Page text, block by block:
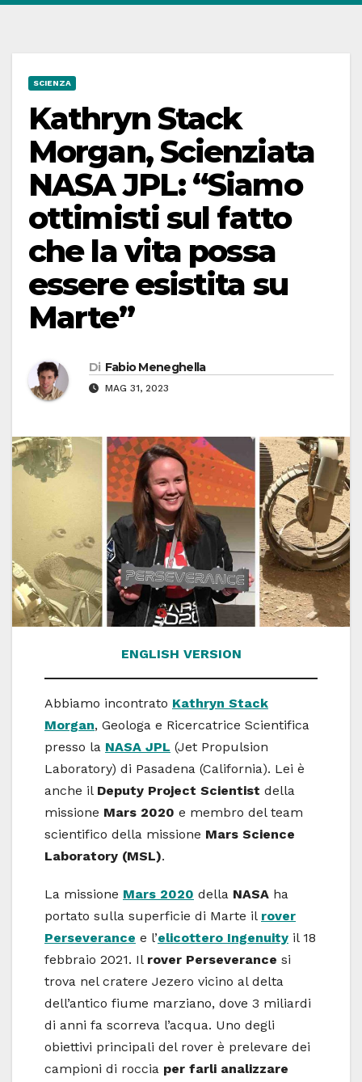
SCIENZA
Kathryn Stack
Morgan, Scienziata
NASA JPL: “Siamo
ottimisti sul fatto
che la vita possa
essere esistita su
Marte”
Di Fabio Meneghella
MAG 31, 2023
ENGLISH VERSION
Abbiamo incontrato Kathryn Stack
Morgan, Geologa e Ricercatrice Scientifica
presso la NASA JPL (Jet Propulsion
Laboratory) di Pasadena (California). Lei è
anche il Deputy Project Scientist della
missione Mars 2020 e membro del team
scientifico della missione Mars Science
Laboratory (MSL).
La missione Mars 2020 della NASA ha
portato sulla superficie di Marte il rover
Perseverance e l’elicottero Ingenuity il 18
febbraio 2021. Il rover Perseverance si
trova nel cratere Jezero vicino al delta
dell’antico fiume marziano, dove 3 miliardi
di anni fa scorreva l’acqua. Uno degli
obiettivi principali del rover è prelevare dei
campioni di roccia per farli analizzare